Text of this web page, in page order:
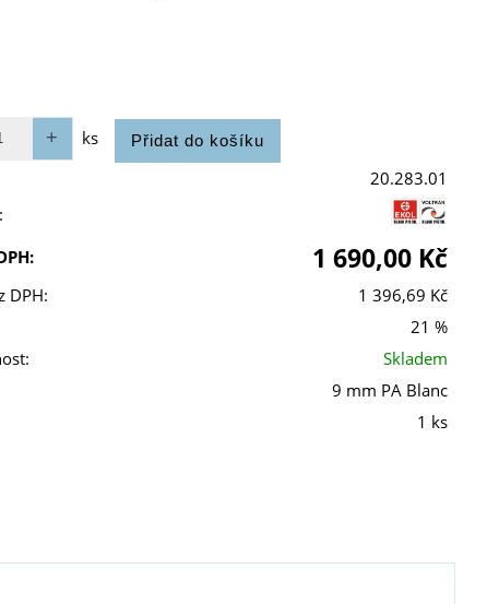
ks
20.283.01
1 690,00 Kč
DPH:
1 396,69 Kč
21 %
Skladem
9 mm PA Blanc
1 ks